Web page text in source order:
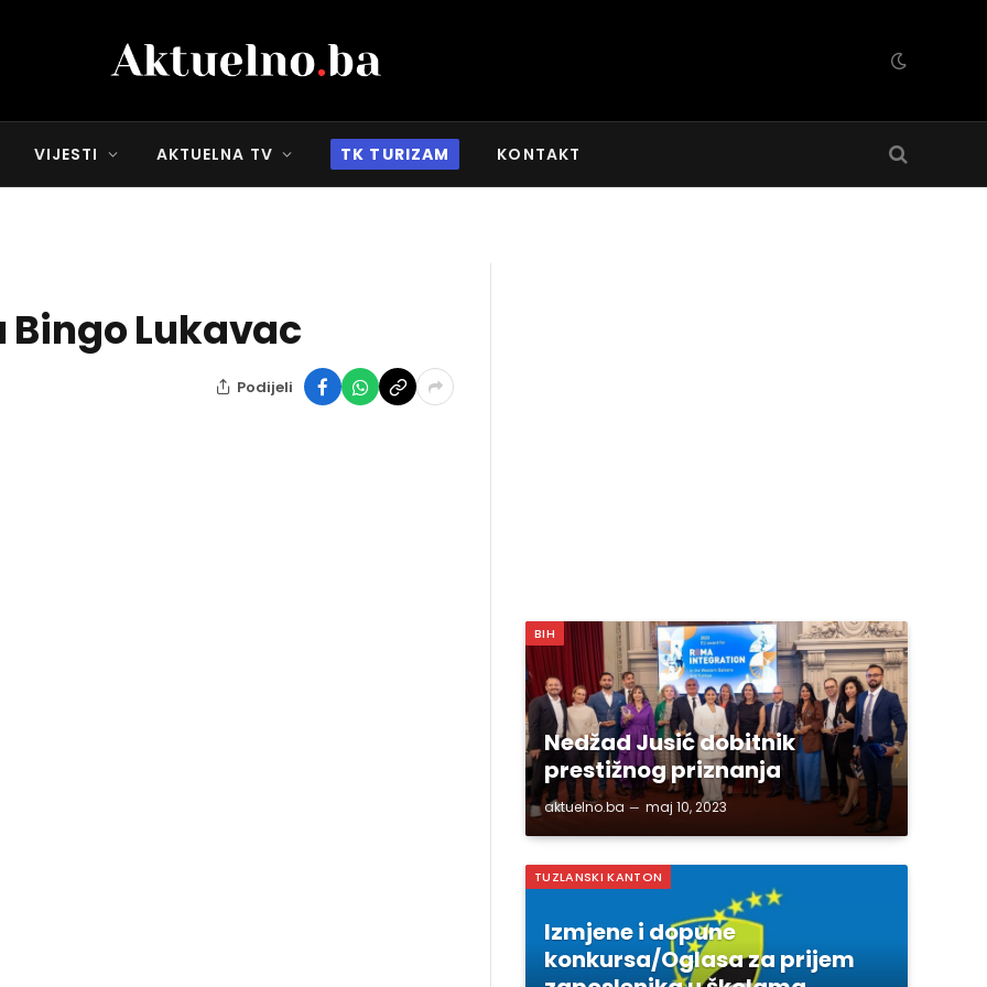
VIJESTI AKTUELNA TV TK TURIZAM KONTAKT
Lukavac
Podijeli
BIH
Nedžad Jusić dobitnik
prestižnog priznanja
aktuelno.ba maj 10, 2023
TUZLANSKI KANTON
Izmjene i dopune
konkursa/Oglasa za prijem